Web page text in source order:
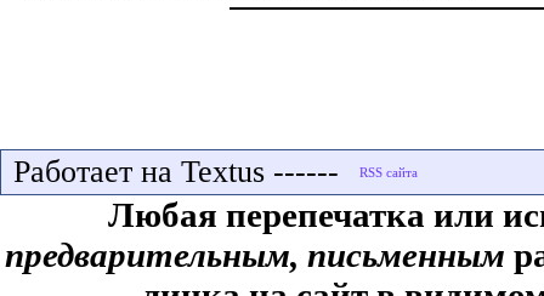
Работает на Textus ------
Любая перепечатка или
предварительным, письменным